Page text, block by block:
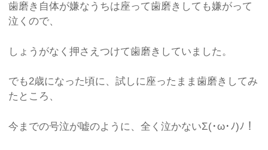
歯磨き自体が嫌なうちは座って歯磨きしても嫌がって
泣くので、
しょうがなく押さえつけて歯磨きしていました。
でも2歳になった頃に、試しに座ったまま歯磨きしてみ
たところ、
今までの号泣が嘘のように、全く泣かないΣ(･ω･ﾉ)ﾉ！